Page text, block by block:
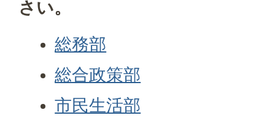
さい。
総務部
総合政策部
市民生活部